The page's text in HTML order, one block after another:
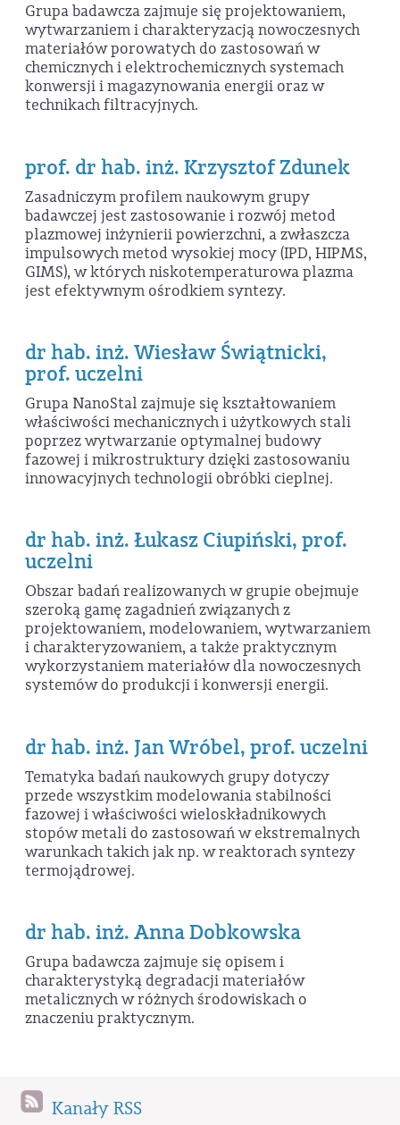
Grupa badawcza zajmuje się projektowaniem,
wytwarzaniem i charakteryzacją nowoczesnych
materiałów porowatych do zastosowań w
chemicznych i elektrochemicznych systemach
konwersji i magazynowania energii oraz w
technikach filtracyjnych.
prof. dr hab. inż. Krzysztof Zdunek
Zasadniczym profilem naukowym grupy
badawczej jest zastosowanie i rozwój metod
plazmowej inżynierii powierzchni, a zwłaszcza
impulsowych metod wysokiej mocy (IPD, HIPMS,
GIMS), w których niskotemperaturowa plazma
jest efektywnym ośrodkiem syntezy.
dr hab. inż. Wiesław Świątnicki,
prof. uczelni
Grupa NanoStal zajmuje się kształtowaniem
właściwości mechanicznych i użytkowych stali
poprzez wytwarzanie optymalnej budowy
fazowej i mikrostruktury dzięki zastosowaniu
innowacyjnych technologii obróbki cieplnej.
dr hab. inż. Łukasz Ciupiński, prof.
uczelni
Obszar badań realizowanych w grupie obejmuje
szeroką gamę zagadnień związanych z
projektowaniem, modelowaniem, wytwarzaniem
i charakteryzowaniem, a także praktycznym
wykorzystaniem materiałów dla nowoczesnych
systemów do produkcji i konwersji energii.
dr hab. inż. Jan Wróbel, prof. uczelni
Tematyka badań naukowych grupy dotyczy
przede wszystkim modelowania stabilności
fazowej i właściwości wieloskładnikowych
stopów metali do zastosowań w ekstremalnych
warunkach takich jak np. w reaktorach syntezy
termojądrowej.
dr hab. inż. Anna Dobkowska
Grupa badawcza zajmuje się opisem i
charakterystyką degradacji materiałów
metalicznych w różnych środowiskach o
znaczeniu praktycznym.
Kanały RSS